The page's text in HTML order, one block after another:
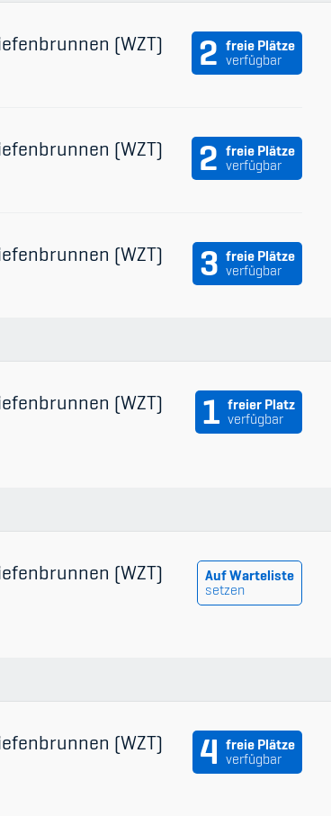
(WZT) 2 freie Plätze
verfügbar
(WZT) 2 freie Plätze
verfügbar
(WZT) 3 freie Plätze
verfügbar
(WZT) 1 freier Platz
verfügbar
(WZT) Auf Warteliste
setzen
(WZT) 4 freie Plätze
verfügbar